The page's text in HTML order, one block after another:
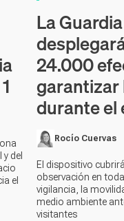
y del
el
La
24.000
garantizar
durante el
Rocío Cuervas
El dispositivo
observación en
vigilancia, la
medio ambiente
visitantes